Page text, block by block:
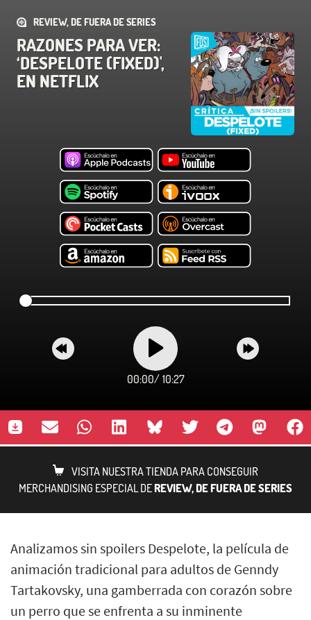
REVIEW, DE FUERA DE SERIES
RAZONES PARA VER:
‘DESPELOTE (FIXED)',
EN NETFLIX
00:00/ 10:27
VISITA NUESTRA TIENDA PARA CONSEGUIR
MERCHANDISING ESPECIAL DEREVIEW, DE FUERA DE SERIES
Analizamos sin spoilers Despelote, la película de
animación tradicional para adultos de Genndy
Tartakovsky, una gamberrada con corazón sobre
un perro que se enfrenta a su inminente